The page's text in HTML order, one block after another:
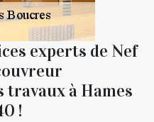
experts de Nef
à Hames
!